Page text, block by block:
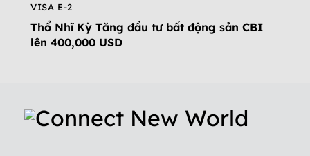
VISA E-2
Thổ Nhĩ Kỳ Tăng đầu tư bất động sản CBI
lên 400,000 USD